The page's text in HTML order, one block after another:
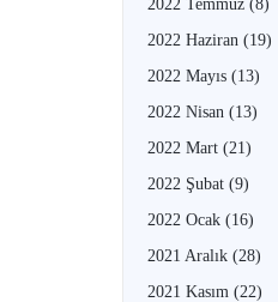
2022 Temmuz (8)
2022 Haziran (19)
2022 Mayıs (13)
2022 Nisan (13)
2022 Mart (21)
2022 Şubat (9)
2022 Ocak (16)
2021 Aralık (28)
2021 Kasım (22)